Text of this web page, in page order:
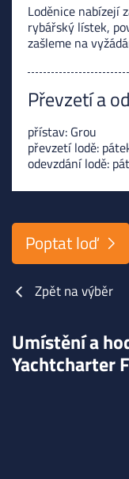
Loděnice nabízejí
rybářský lístek,
zašleme na
Převzetí a
přístav: Grou
převzetí lodě:
odevzdání lodě:
Poptat loď
Zpět na výběr
Umístění a
Yachtcharter